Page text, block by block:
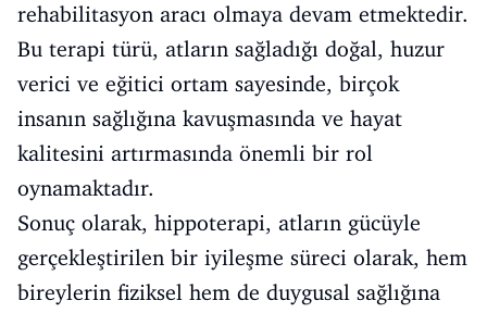
rehabilitasyon aracı olmaya devam etmektedir.
Bu terapi türü, atların sağladığı doğal, huzur
verici ve eğitici ortam sayesinde, birçok
insanın sağlığına kavuşmasında ve hayat
kalitesini artırmasında önemli bir rol
oynamaktadır.
Sonuç olarak, hippoterapi, atların gücüyle
gerçekleştirilen bir iyileşme süreci olarak, hem
bireylerin fiziksel hem de duygusal sağlığına